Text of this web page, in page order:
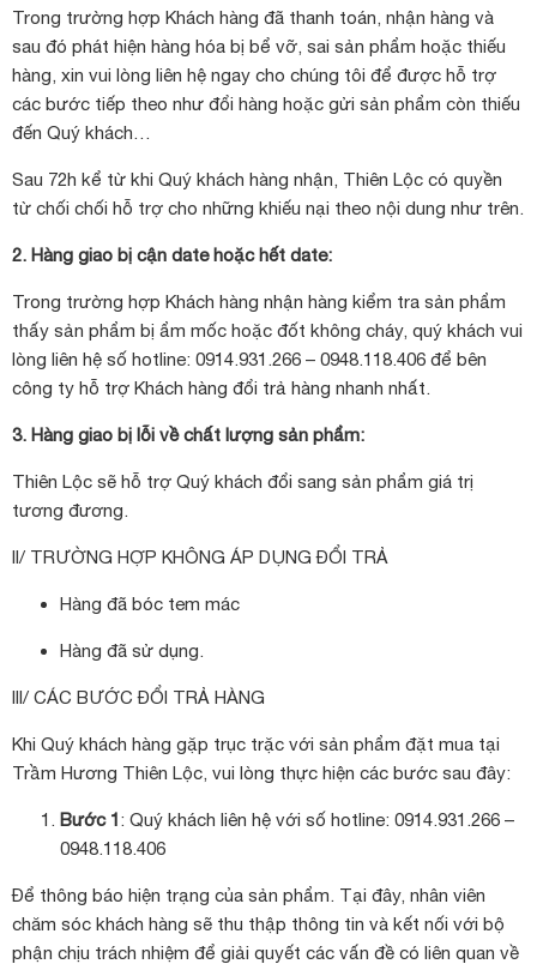
Trong trường hợp Khách hàng đã thanh toán, nhận hàng và
sau đó phát hiện hàng hóa bị bể vỡ, sai sản phẩm hoặc thiếu
hàng, xin vui lòng liên hệ ngay cho chúng tôi để được hỗ trợ
các bước tiếp theo như đổi hàng hoặc gửi sản phẩm còn thiếu
đến Quý khách…
Sau 72h kể từ khi Quý khách hàng nhận, Thiên Lộc có quyền
từ chối chối hỗ trợ cho những khiếu nại theo nội dung như trên.
2. Hàng giao bị cận date hoặc hết date:
Trong trường hợp Khách hàng nhận hàng kiểm tra sản phẩm
thấy sản phẩm bị ẩm mốc hoặc đốt không cháy, quý khách vui
lòng liên hệ số hotline: 0914.931.266 – 0948.118.406 để bên
công ty hỗ trợ Khách hàng đổi trả hàng nhanh nhất.
3. Hàng giao bị lỗi về chất lượng sản phẩm:
Thiên Lộc sẽ hỗ trợ Quý khách đổi sang sản phẩm giá trị
tương đương.
II/ TRƯỜNG HỢP KHÔNG ÁP DỤNG ĐỔI TRẢ
Hàng đã bóc tem mác
Hàng đã sử dụng.
III/ CÁC BƯỚC ĐỔI TRẢ HÀNG
Khi Quý khách hàng gặp trục trặc với sản phẩm đặt mua tại
Trầm Hương Thiên Lộc, vui lòng thực hiện các bước sau đây:
Bước 1: Quý khách liên hệ với số hotline: 0914.931.266 –
0948.118.406
Để thông báo hiện trạng của sản phẩm. Tại đây, nhân viên
chăm sóc khách hàng sẽ thu thập thông tin và kết nối với bộ
phận chịu trách nhiệm để giải quyết các vấn đề có liên quan về